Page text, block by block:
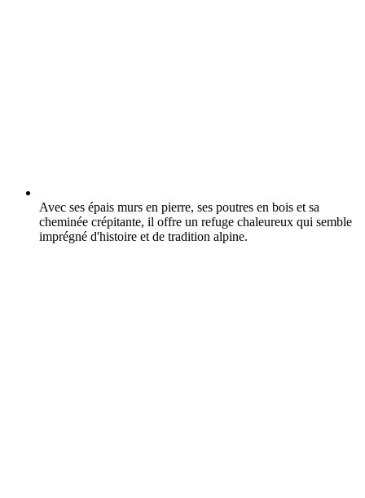
Avec ses épais murs en pierre, ses poutres en bois et sa
cheminée crépitante, il offre un refuge chaleureux qui semble
imprégné d'histoire et de tradition alpine.